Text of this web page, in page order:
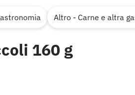
Altro - Carne e altra
160 g